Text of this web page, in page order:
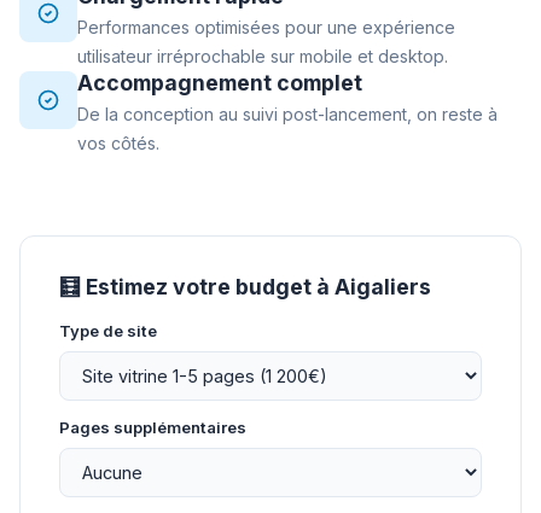
Performances optimisées pour une expérience
utilisateur irréprochable sur mobile et desktop.
Accompagnement complet
De la conception au suivi post-lancement, on reste à
vos côtés.
🧮 Estimez votre budget à Aigaliers
Type de site
Pages supplémentaires